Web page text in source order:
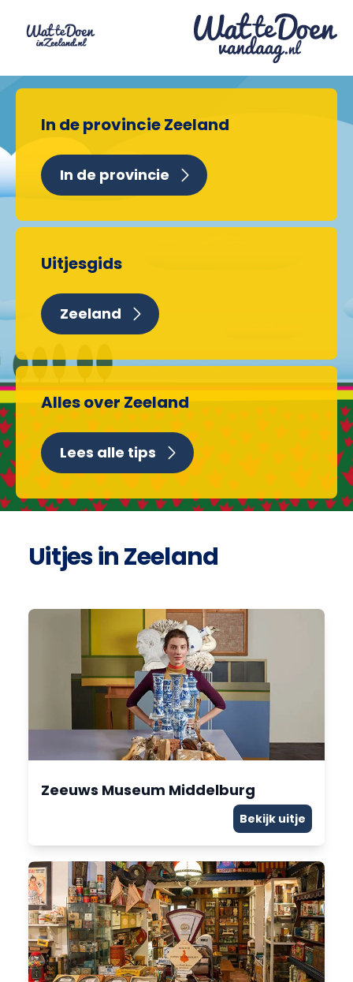
In de provincie Zeeland
In de provincie
Uitjesgids
Zeeland
Alles over Zeeland
Lees alle tips
Uitjes in Zeeland
Zeeuws Museum Middelburg
Bekijk uitje